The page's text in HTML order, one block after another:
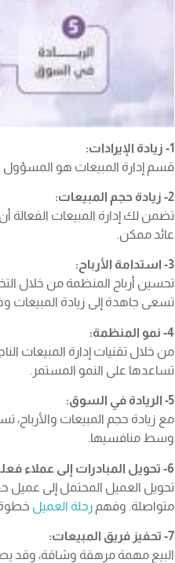
1- زيادة الإيرادات:
قسم إدارة المبيعات هو المسؤول
2- زيادة حجم المبيعات:
تضمن لك إدارة المبيعات الفعالة
عائد ممكن.
3- استدامة الأرباح:
تحسين أرباح المنظمة من خلال
تسعى جاهدة إلى زيادة المبيعات
4- نمو المنظمة:
من خلال تقنيات إدارة المبيعات
تساعدها على النمو المستمر.
5- الريادة في السوق:
مع زيادة حجم المبيعات
وسط منافسيها.
6- تحويل المبادرات إلى عملاء فعليين:
تحويل العميل المحتمل إلى عميل
متواصلة. وفهمرحلة العميل خطوة
7- تحفيز فريق المبيعات:
البيع مهمة مرهقة وشاقة، وقد